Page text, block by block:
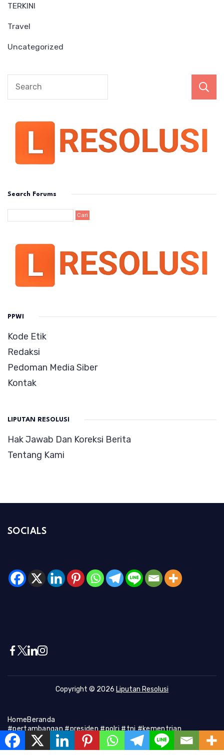
TERKINI
Travel
Uncategorized
Search Forums
PPWI
Kode Etik
Redaksi
Pedoman Media Siber
Kontak
LIPUTAN RESOLUSI
Hak Jawab Dan Koreksi Berita
Tentang Kami
SOCIALS
Copyright © 2026 Liputan Resolusi
HomeBeranda
#pertambangan #presiden #polri #tni #kementrian
#presiden #Kapolri #indonesia